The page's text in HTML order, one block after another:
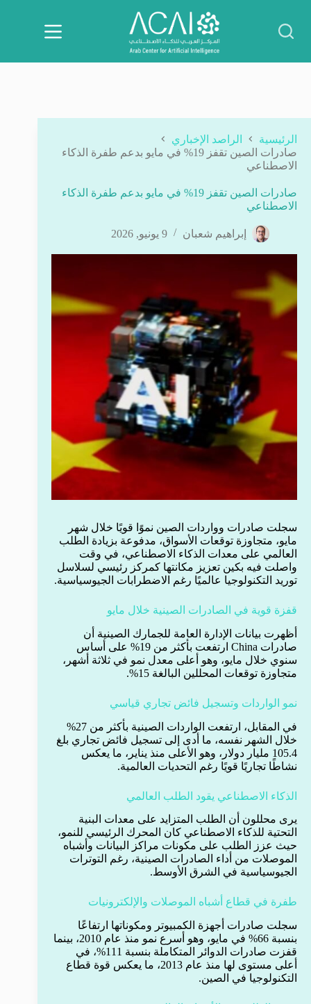
المحتوى
الرئيسية
الراصد الإخباري
صادرات الصين تقفز 19% في مايو بدعم طفرة الذكاء
الاصطناعي
صادرات الصين تقفز 19% في مايو بدعم طفرة الذكاء
الاصطناعي
إبراهيم شعبان 9 يونيو, 2026
سجلت صادرات وواردات الصين نموًا قويًا خلال شهر
مايو، متجاوزة توقعات الأسواق، مدفوعة بزيادة الطلب
العالمي على معدات الذكاء الاصطناعي، في وقت
واصلت فيه بكين تعزيز مكانتها كمركز رئيسي لسلاسل
توريد التكنولوجيا عالميًا رغم الاضطرابات الجيوسياسية.
قفزة قوية في الصادرات الصينية خلال مايو
أظهرت بيانات الإدارة العامة للجمارك الصينية أن
صادرات China ارتفعت بأكثر من 19% على أساس
سنوي خلال مايو، وهو أعلى معدل نمو في ثلاثة أشهر،
متجاوزة توقعات المحللين البالغة 15%.
نمو الواردات وتسجيل فائض تجاري قياسي
في المقابل، ارتفعت الواردات الصينية بأكثر من 27%
خلال الشهر نفسه، ما أدى إلى تسجيل فائض تجاري بلغ
105.4 مليار دولار، وهو الأعلى منذ يناير، ما يعكس
نشاطًا تجاريًا قويًا رغم التحديات العالمية.
الذكاء الاصطناعي يقود الطلب العالمي
يرى محللون أن الطلب المتزايد على معدات البنية
التحتية للذكاء الاصطناعي كان المحرك الرئيسي للنمو،
حيث عزز الطلب على مكونات مراكز البيانات وأشباه
الموصلات من أداء الصادرات الصينية، رغم التوترات
الجيوسياسية في الشرق الأوسط.
طفرة في قطاع أشباه الموصلات والإلكترونيات
سجلت صادرات أجهزة الكمبيوتر ومكوناتها ارتفاعًا
بنسبة 66% في مايو، وهو أسرع نمو منذ عام 2010، بينما
قفزت صادرات الدوائر المتكاملة بنسبة 111%، في
أعلى مستوى لها منذ عام 2013، ما يعكس قوة قطاع
التكنولوجيا في الصين.